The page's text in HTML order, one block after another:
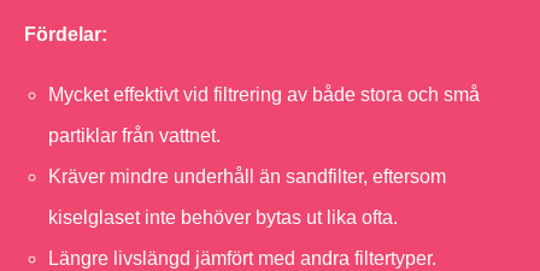
Fördelar:
Mycket effektivt vid filtrering av både stora och små
partiklar från vattnet.
Kräver mindre underhåll än sandfilter, eftersom
kiselglaset inte behöver bytas ut lika ofta.
Längre livslängd jämfört med andra filtertyper.